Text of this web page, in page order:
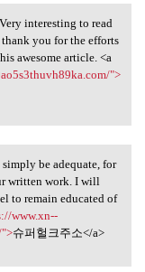
interesting to read
you for the efforts
awesome article. <a
">
be adequate, for
written work. I will
to remain educated of
www.xn--
슈퍼헐크주소</a>